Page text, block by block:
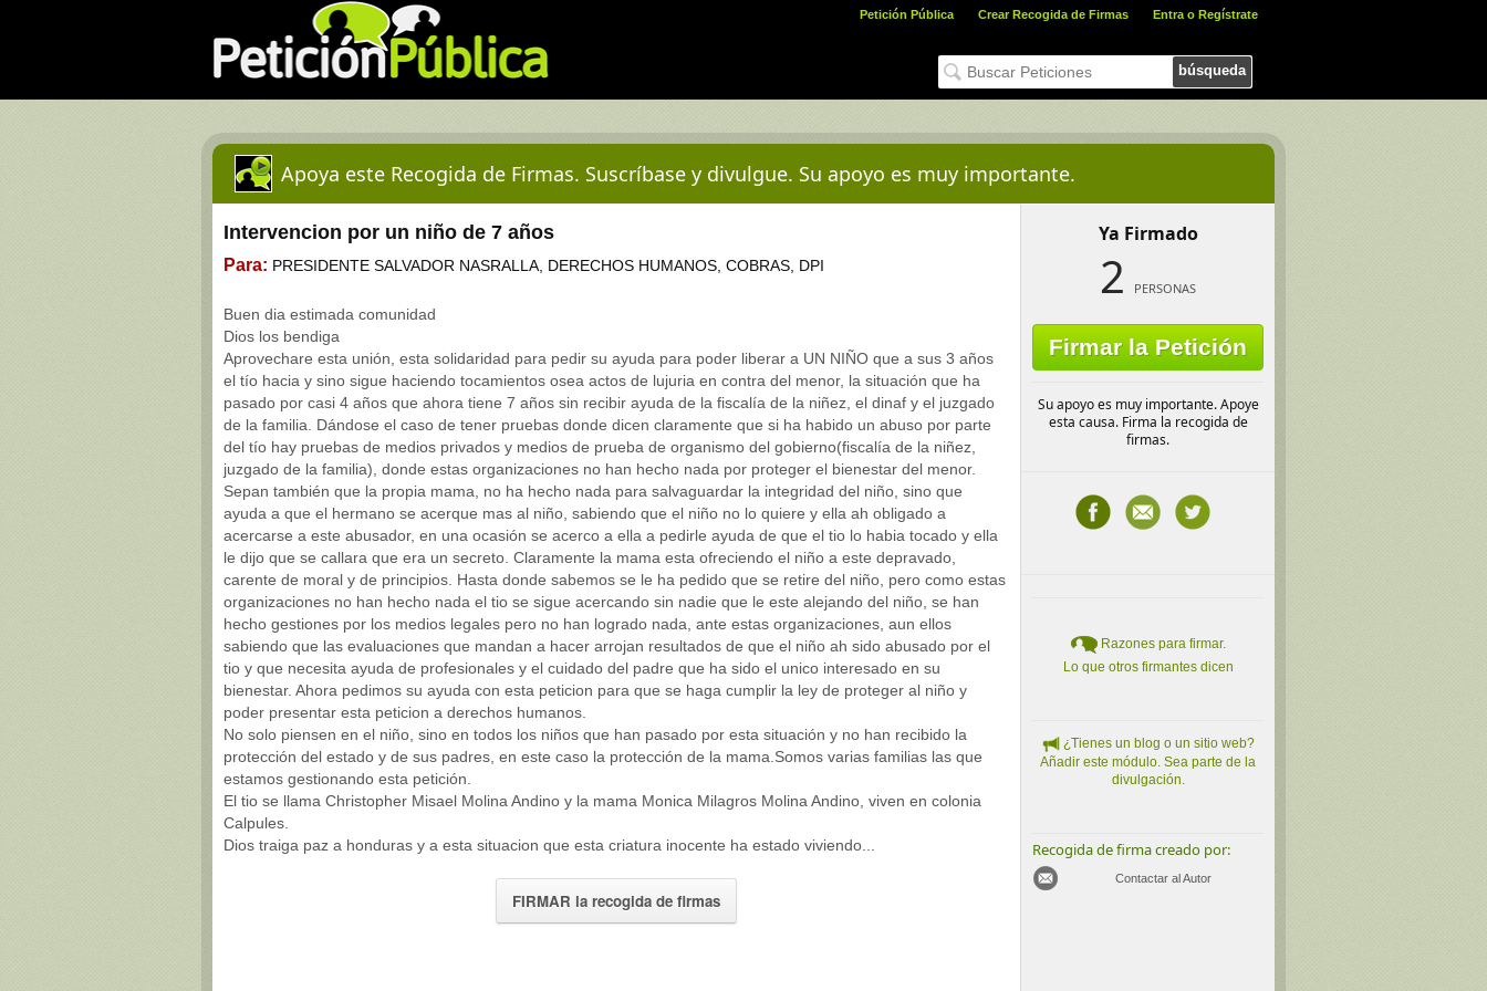
Petición Pública Crear Recogida de Firmas Entra o Regístrate
búsqueda
Apoya este Recogida de Firmas. Suscríbase y divulgue. Su apoyo es muy importante.
Intervencion por un niño de 7 años
Para: PRESIDENTE SALVADOR NASRALLA, DERECHOS HUMANOS, COBRAS, DPI
Buen dia estimada comunidad
Dios los bendiga
Aprovechare esta unión, esta solidaridad para pedir su ayuda para poder liberar a UN NIÑO que a sus 3 años
el tío hacia y sino sigue haciendo tocamientos osea actos de lujuria en contra del menor, la situación que ha
pasado por casi 4 años que ahora tiene 7 años sin recibir ayuda de la fiscalía de la niñez, el dinaf y el juzgado
de la familia. Dándose el caso de tener pruebas donde dicen claramente que si ha habido un abuso por parte
del tío hay pruebas de medios privados y medios de prueba de organismo del gobierno(fiscalía de la niñez,
juzgado de la familia), donde estas organizaciones no han hecho nada por proteger el bienestar del menor.
Sepan también que la propia mama, no ha hecho nada para salvaguardar la integridad del niño, sino que
ayuda a que el hermano se acerque mas al niño, sabiendo que el niño no lo quiere y ella ah obligado a
acercarse a este abusador, en una ocasión se acerco a ella a pedirle ayuda de que el tio lo habia tocado y ella
le dijo que se callara que era un secreto. Claramente la mama esta ofreciendo el niño a este depravado,
carente de moral y de principios. Hasta donde sabemos se le ha pedido que se retire del niño, pero como estas
organizaciones no han hecho nada el tio se sigue acercando sin nadie que le este alejando del niño, se han
hecho gestiones por los medios legales pero no han logrado nada, ante estas organizaciones, aun ellos
sabiendo que las evaluaciones que mandan a hacer arrojan resultados de que el niño ah sido abusado por el
tio y que necesita ayuda de profesionales y el cuidado del padre que ha sido el unico interesado en su
bienestar. Ahora pedimos su ayuda con esta peticion para que se haga cumplir la ley de proteger al niño y
poder presentar esta peticion a derechos humanos.
No solo piensen en el niño, sino en todos los niños que han pasado por esta situación y no han recibido la
protección del estado y de sus padres, en este caso la protección de la mama.Somos varias familias las que
estamos gestionando esta petición.
El tio se llama Christopher Misael Molina Andino y la mama Monica Milagros Molina Andino, viven en colonia
Calpules.
Dios traiga paz a honduras y a esta situacion que esta criatura inocente ha estado viviendo...
FIRMAR la recogida de firmas
Ya Firmado
2 PERSONAS
Firmar la Petición
Su apoyo es muy importante. Apoye
esta causa. Firma la recogida de
firmas.
Razones para firmar.
Lo que otros firmantes dicen
¿Tienes un blog o un sitio web?
Añadir este módulo. Sea parte de la
divulgación.
Recogida de firma creado por:
Contactar al Autor